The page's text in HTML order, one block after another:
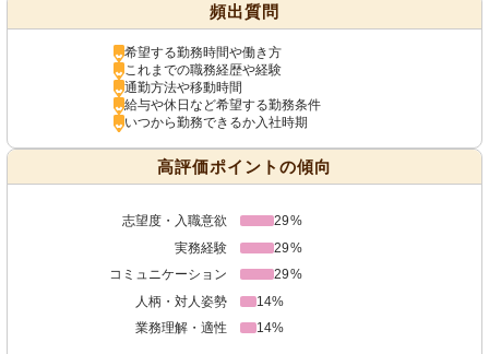
頻出質問
希望する勤務時間や働き方
これまでの職務経歴や経験
通勤方法や移動時間
給与や休日など希望する勤務条件
いつから勤務できるか入社時期
高評価ポイントの傾向
志望度・入職意欲
29%
実務経験
29%
コミュニケーション
29%
人柄・対人姿勢
14%
業務理解・適性
14%